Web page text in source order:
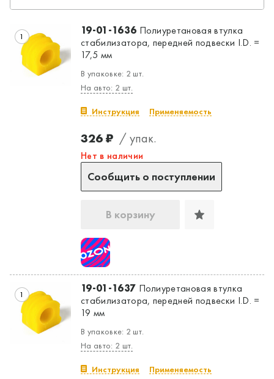
1 19-01-1636 Полиуретановая втулка
стабилизатора, передней подвески I.D. =
17,5 мм
В упаковке: 2 шт.
На авто: 2 шт.
Инструкция Применяемость
326 ₽ / упак.
Нет в наличии
Сообщить о поступлении
В корзину
1 19-01-1637 Полиуретановая втулка
стабилизатора, передней подвески I.D. =
19 мм
В упаковке: 2 шт.
На авто: 2 шт.
Инструкция Применяемость